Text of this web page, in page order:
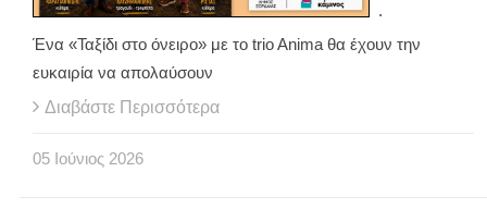
.
Ένα «Ταξίδι στο όνειρο» με το trio Anima θα έχουν την
ευκαιρία να απολαύσουν
Διαβάστε Περισσότερα
05 Ιούνιος 2026